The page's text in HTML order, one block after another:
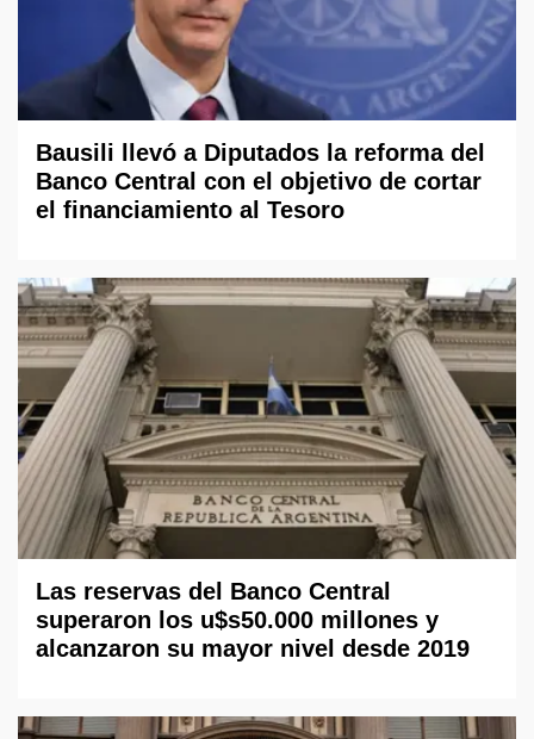
Bausili llevó a Diputados la reforma del
Banco Central con el objetivo de cortar
el financiamiento al Tesoro
Las reservas del Banco Central
superaron los u$s50.000 millones y
alcanzaron su mayor nivel desde 2019